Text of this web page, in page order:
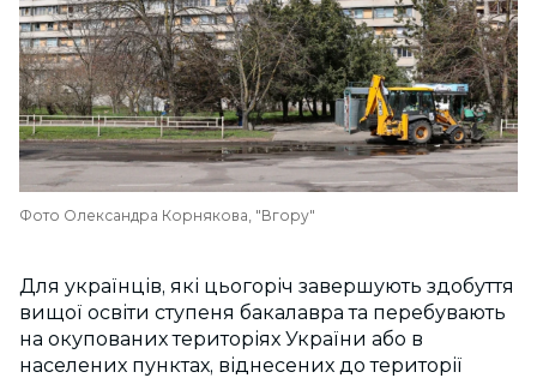
Фото Олександра Корнякова, "Вгору"
Для українців, які цьогоріч завершують здобуття
вищої освіти ступеня бакалавра та перебувають
на окупованих територіях України або в
населених пунктах, віднесених до території